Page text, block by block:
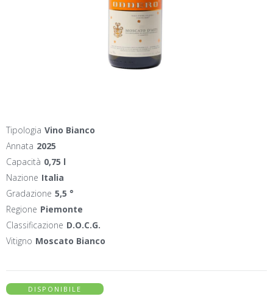
Tipologia Vino Bianco
Annata 2025
Capacità 0,75 l
Nazione Italia
Gradazione 5,5 °
Regione Piemonte
Classificazione D.O.C.G.
Vitigno Moscato Bianco
DISPONIBILE